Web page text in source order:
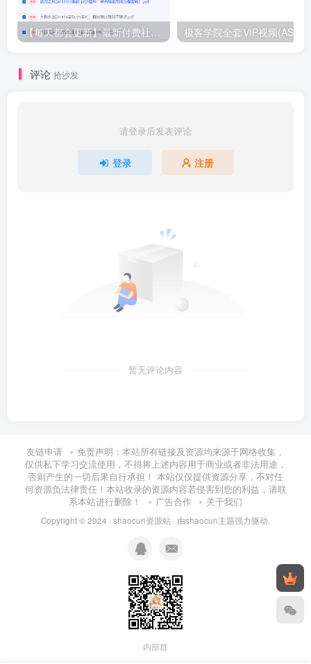
【每天都会更新】最新付费社群公众号文章 极客学院全套ⅥP视频(AS版)
评论 抢沙发
请登录后发表评论
登录 注册
暂无评论内容
友链申请
免责声明：本站所有链接及资源均来源于网络收集，
仅供私下学习交流使用，不得将上述内容用于商业或者非法用途，
否则产生的一切后果自行承担！ 本站仅仅提供资源分享，不对任
何资源负法律责任！本站收录的资源内容若侵害到您的利益，请联
系本站进行删除！
广告合作 关于我们
Copyright © 2024 · shaocun资源站 · 由shaocun主题强力驱动.
内部群